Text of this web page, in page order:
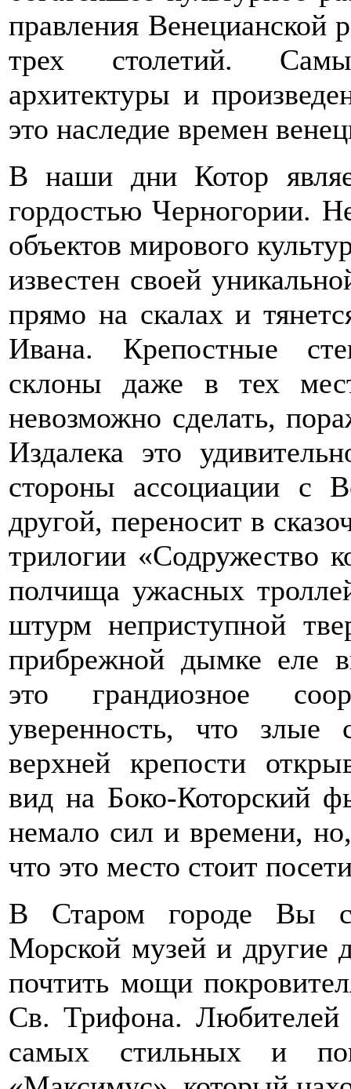
правления Венецианской
трех столетий.
архитектуры и
это наследие времен
В наши дни Котор
гордостью Черногории.
объектов мирового
известен своей
прямо на скалах и
Ивана. Крепостные
склоны даже в тех
невозможно сделать,
Издалека это
стороны ассоциации с
другой, переносит в
трилогии «Содружество
полчища ужасных
штурм неприступной
прибрежной дымке еле
это грандиозное
уверенность, что
верхней крепости
вид на Боко-Которский
немало сил и времени,
что это место стоит
В Старом городе Вы
Морской музей и другие
почтить мощи
Св. Трифона. Любителей
самых стильных и